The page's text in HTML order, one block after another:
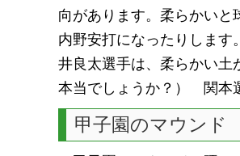
向があります。柔らかいと
内野安打になったりしま
井良太選手は、柔らかい土
本当でしょうか？） 関本
甲子園のマウンド